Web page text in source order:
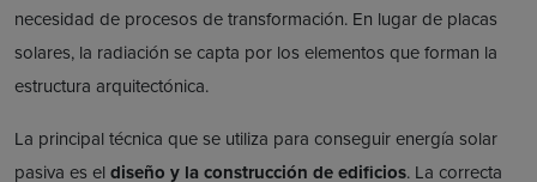
necesidad de procesos de transformación. En lugar de placas
solares, la radiación se capta por los elementos que forman la
estructura arquitectónica.
La principal técnica que se utiliza para conseguir energía solar
pasiva es eldiseño y la construcción de edificios. La correcta